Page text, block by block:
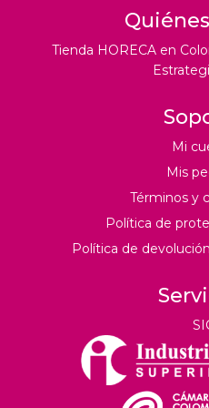
Tienda HORECA en
Mi
Mis
Términos y
Política de
Política de